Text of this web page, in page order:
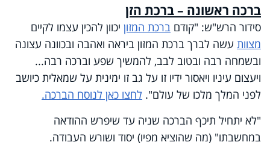
ברכה ראשונה – ברכת הזן
סידור הרש"ש: "קודם ברכת המזון יכוון להכין עצמו לקיים
מצוות עשה לברך ברכת המזון ביראה ואהבה ובכוונה עצונה
ובשמחה רבה ובטוב לבב, להמשיך שפע וברכה רבה...
ויעצום עיניו ויאסור ידיו זו על גב זו ימינית על שמאלית כיושב
לפני המלך מלכו של עולם". לחצו כאן לנוסח הברכה.
"לא יתחיל תיכף הברכה שניה עד שיפרש ההודאה
במחשבתו" (מה שהוציא מפיו) יסוד ושורש העבודה.